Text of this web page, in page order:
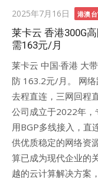
Posted
on
2025年7月16日 港澳
莱卡云 香港300G
需163元/月
莱卡云 中国·香港 大
防 163.2元/月。 网
去程直连，三网回程
公司成立于2022年，
用BGP多线接入，直
供优质稳定的网络资
算已成为现代企业的
越的云计算解决方案